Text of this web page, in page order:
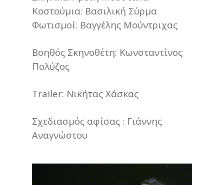
Κοστούμια: Βασιλική Σύρμα
Φωτισμοί: Βαγγέλης Μούντριχας
Βοηθός Σκηνοθέτη: Κωνσταντίνος
Πολύζος
Trailer: Νικήτας Χάσκας
Σχεδιασμός αφίσας : Γιάννης
Αναγνώστου